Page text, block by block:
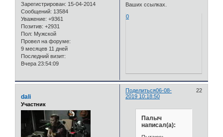
Зарегистрирован: 15-04-2014
Сообщений: 13584
Уважение: +9361
Позитив: +2931
Пол: Мужской
Провел на форуме:
9 месяцев 11 дней
Последний визит:
Вчера 23:54:09
Ваших ссылках.
0
Поделиться 22
06-08-
2019 10:18:50
dali
Участник
Палыч
написал(а):